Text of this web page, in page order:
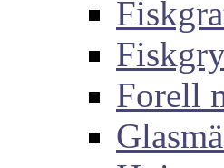
Forell